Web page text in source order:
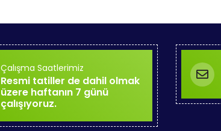
Çalışma Saatlerimiz
Resmi tatiller de dahil olmak
üzere haftanın 7 günü
çalışıyoruz.